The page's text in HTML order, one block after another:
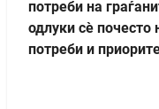
потреби на
одлуки сè почесто
потреби и